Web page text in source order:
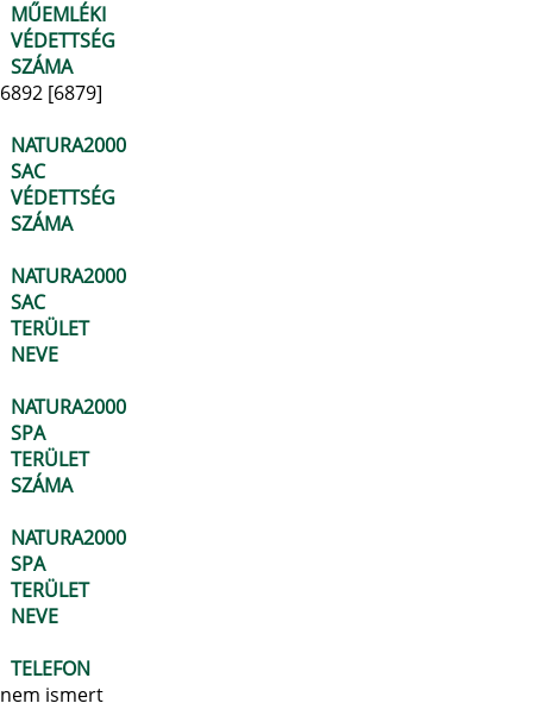
MŰEMLÉKI
VÉDETTSÉG
SZÁMA
6892 [6879]
NATURA2000
SAC
VÉDETTSÉG
SZÁMA
NATURA2000
SAC
TERÜLET
NEVE
NATURA2000
SPA
TERÜLET
SZÁMA
NATURA2000
SPA
TERÜLET
NEVE
TELEFON
nem ismert